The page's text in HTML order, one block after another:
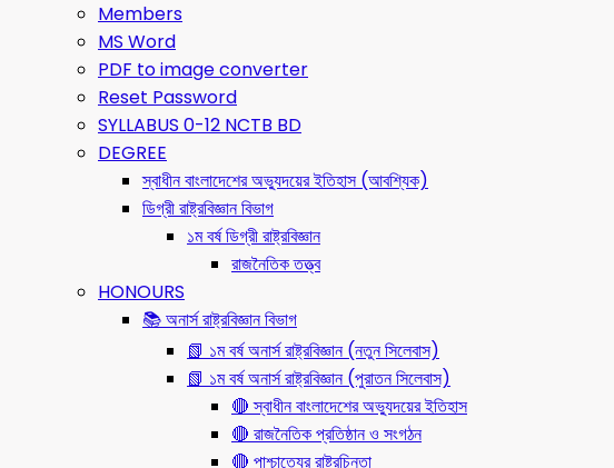
Members
MS Word
PDF to image converter
Reset Password
SYLLABUS 0-12 NCTB BD
DEGREE
স্বাধীন বাংলাদেশের অভ্যুদয়ের ইতিহাস (আবশ্যিক)
ডিগ্রী রাষ্ট্রবিজ্ঞান বিভাগ
১ম বর্ষ ডিগ্রী রাষ্ট্রবিজ্ঞান
রাজনৈতিক তত্ত্ব
HONOURS
📚 অনার্স রাষ্ট্রবিজ্ঞান বিভাগ
📗 ১ম বর্ষ অনার্স রাষ্ট্রবিজ্ঞান (নতুন সিলেবাস)
📗 ১ম বর্ষ অনার্স রাষ্ট্রবিজ্ঞান (পুরাতন সিলেবাস)
🔴 স্বাধীন বাংলাদেশের অভ্যুদয়ের ইতিহাস
🔴 রাজনৈতিক প্রতিষ্ঠান ও সংগঠন
🔴 পাশ্চাত্যের রাষ্ট্রচিন্তা